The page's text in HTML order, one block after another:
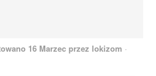
16 Marzec przez lokizom ·